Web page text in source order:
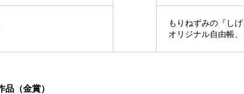
もりねずみの『しげ
オリジナル自由帳
品（金賞）